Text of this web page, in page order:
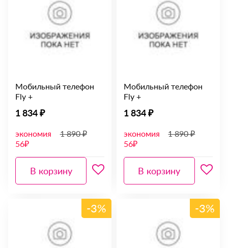
Мобильный телефон
Fly +
1 834 ₽
экономия
56₽
1 890 ₽
В корзину
Мобильный телефон
Fly +
1 834 ₽
экономия
56₽
1 890 ₽
В корзину
-3% -3%